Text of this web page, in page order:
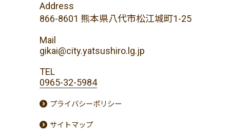
Address
866-8601 熊本県八代市松江城町1-25
Mail
gikai@city.yatsushiro.lg.jp
TEL
0965-32-5984
プライバシーポリシー
サイトマップ